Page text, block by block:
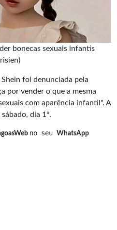
bonecas sexuais infantis
foi denunciada pela
por vender o que a mesma
com aparência infantil". A
dia 1º.
no seu WhatsApp